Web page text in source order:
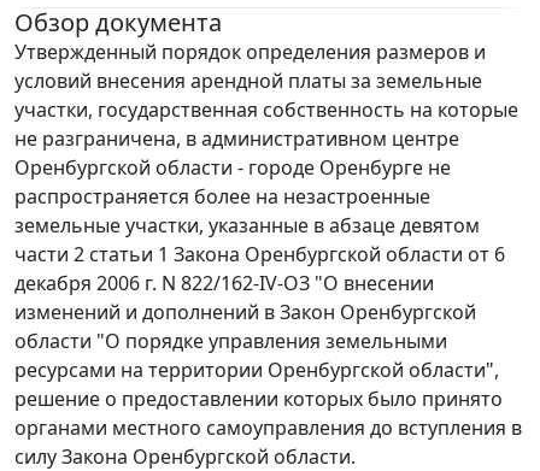
Обзор документа
Утвержденный порядок определения размеров и
условий внесения арендной платы за земельные
участки, государственная собственность на которые
не разграничена, в административном центре
Оренбургской области - городе Оренбурге не
распространяется более на незастроенные
земельные участки, указанные в абзаце девятом
части 2 статьи 1 Закона Оренбургской области от 6
декабря 2006 г. N 822/162-IV-ОЗ "О внесении
изменений и дополнений в Закон Оренбургской
области "О порядке управления земельными
ресурсами на территории Оренбургской области",
решение о предоставлении которых было принято
органами местного самоуправления до вступления в
силу Закона Оренбургской области.